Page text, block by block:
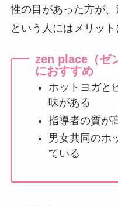
性の目があった方が、
という人にはメリット
zen place（ゼ
におすすめ
ホットヨガと
味がある
指導者の質が
男女共同のホ
ている